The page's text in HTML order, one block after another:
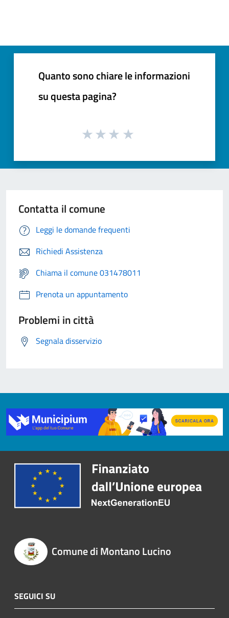
Quanto sono chiare le informazioni
su questa pagina?
Contatta il comune
Leggi le domande frequenti
Richiedi Assistenza
Chiama il comune 031478011
Prenota un appuntamento
Problemi in città
Segnala disservizio
Comune di Montano Lucino
SEGUICI SU